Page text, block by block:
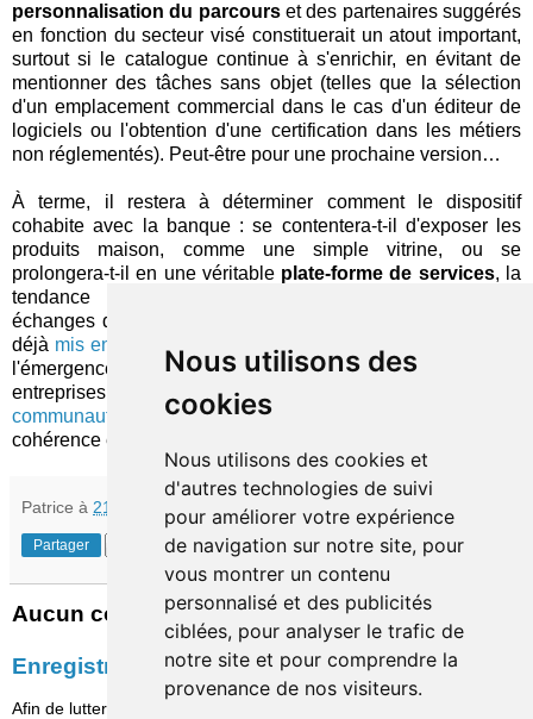
Nous utilisons des
cookies
Nous utilisons des cookies et
d'autres technologies de suivi
pour améliorer votre expérience
de navigation sur notre site, pour
vous montrer un contenu
personnalisé et des publicités
ciblées, pour analyser le trafic de
notre site et pour comprendre la
provenance de nos visiteurs.
personnalisation du parcourset des partenaires suggérés
en fonction du secteur visé constituerait un atout important,
surtout si le catalogue continue à s'enrichir, en évitant de
mentionner des tâches sans objet (telles que la sélection
d'un emplacement commercial dans le cas d'un éditeur de
logiciels ou l'obtention d'une certification dans les métiers
non réglementés). Peut-être pour une prochaine version…
À terme, il restera à déterminer comment le dispositif
cohabite avec la banque : se contentera-t-il d'exposer les
produits maison, comme une simple vitrine, ou se
prolongera-t-il en une véritable plate-forme de services, la
tendance à l'ouverture permettant d'automatiser les
échanges de données pour plus d'efficacité (ainsi que l'ont
déjà mis en place quelques institutions financières) ? Enfin,
l'émergence de démarches variées ciblant les petites
entreprises – dont la nouvelle tentative de lancement d'une
communauté
sur Twitter – soulève aussi la question de leur
cohérence et de leur convergence…
Patrice à 21:30
Partager
Aucun commentaire:
Enregistrer un commentaire
Afin de lutter contre le spam, les commentaires ne